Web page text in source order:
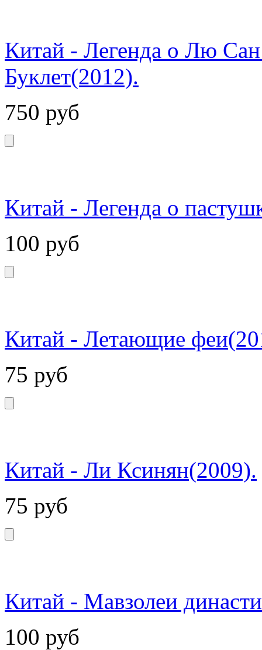
Китай - Легенда о Лю
Буклет(2012).
750 руб
Китай - Легенда о
100 руб
Китай - Летающие
75 руб
Китай - Ли Ксинян(2009).
75 руб
Китай - Мавзолеи
100 руб